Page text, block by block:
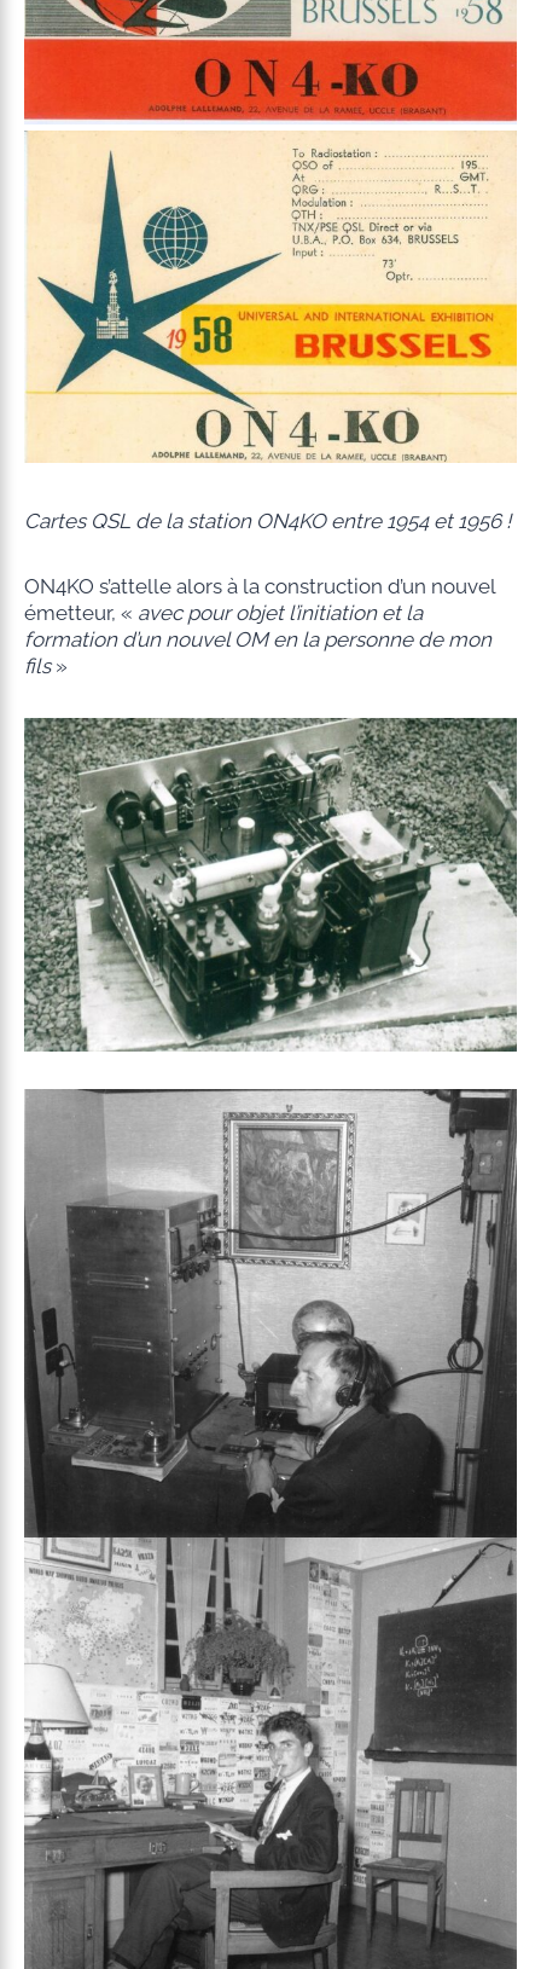
Cartes QSL de la station ON4KO entre 1954 et 1956 !
ON4KO s’attelle alors à la construction d’un nouvel
émetteur, « avec pour objet l’initiation et la
formation d’un nouvel OM en la personne de mon
fils»